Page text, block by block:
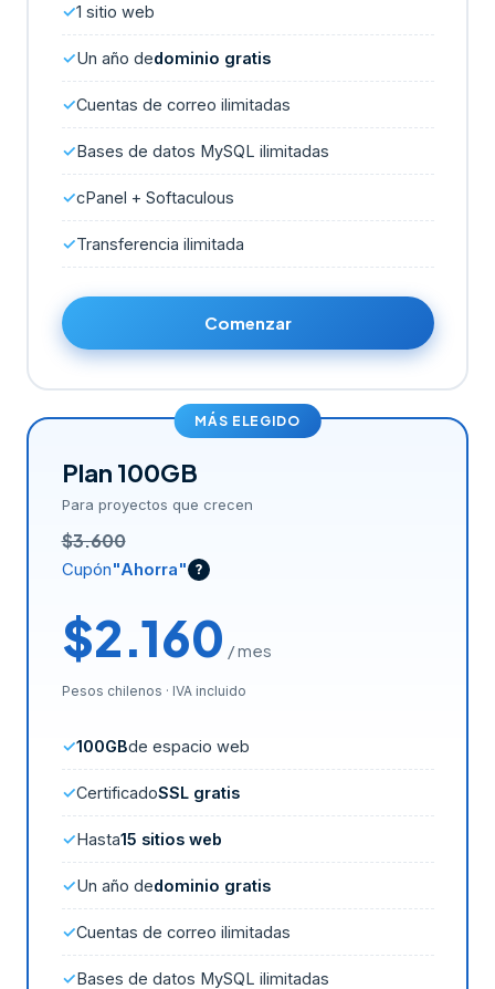
1 sitio web
Un año dedominio gratis
Cuentas de correo ilimitadas
Bases de datos MySQL ilimitadas
cPanel + Softaculous
Transferencia ilimitada
Comenzar
MÁS ELEGIDO
Plan 100GB
Para proyectos que crecen
$3.600
Cupón"Ahorra" ?
$2.160 / mes
Pesos chilenos · IVA incluido
100GBde espacio web
CertificadoSSL gratis
Hasta15 sitios web
Un año dedominio gratis
Cuentas de correo ilimitadas
Bases de datos MySQL ilimitadas